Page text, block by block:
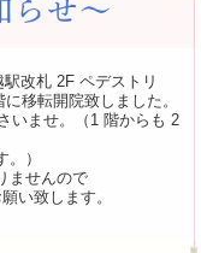
改札 2F ペデストリ
移転開院致しました。
いませ。（1 階からも 2
）
ませんので
い致します。